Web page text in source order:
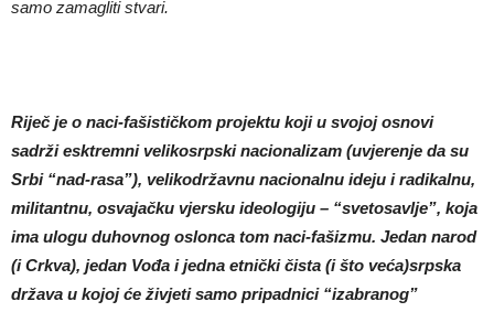
samo zamagliti stvari.
Riječ je o naci-fašističkom projektu koji u svojoj osnovi
sadrži esktremni velikosrpski nacionalizam (uvjerenje da su
Srbi “nad-rasa”), velikodržavnu nacionalnu ideju i radikalnu,
militantnu, osvajačku vjersku ideologiju – “svetosavlje”, koja
ima ulogu duhovnog oslonca tom naci-fašizmu. Jedan narod
(i Crkva), jedan Vođa i jedna etnički čista (i što veća)srpska
država u kojoj će živjeti samo pripadnici “izabranog”